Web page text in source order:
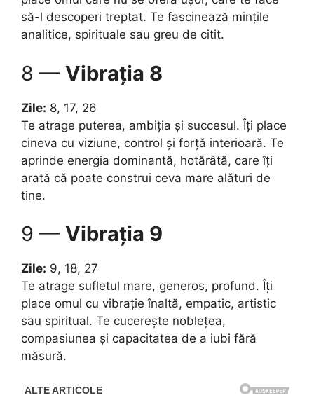
să-l descoperi treptat. Te fascinează mințile
analitice, spirituale sau greu de citit.
8 — Vibrația 8
Zile: 8, 17, 26
Te atrage puterea, ambiția și succesul. Îți place
cineva cu viziune, control și forță interioară. Te
aprinde energia dominantă, hotărâtă, care îți
arată că poate construi ceva mare alături de
tine.
9 — Vibrația 9
Zile: 9, 18, 27
Te atrage sufletul mare, generos, profund. Îți
place omul cu vibrație înaltă, empatic, artistic
sau spiritual. Te cucerește noblețea,
compasiunea și capacitatea de a iubi fără
măsură.